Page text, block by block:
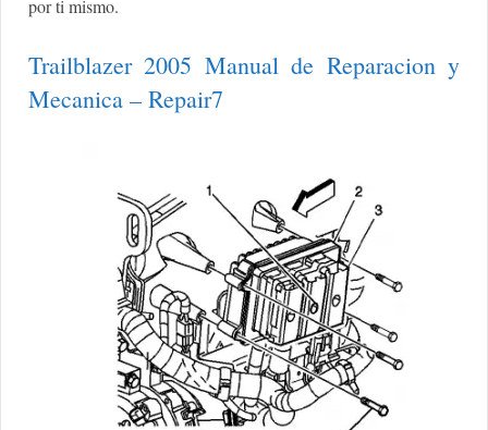
por ti mismo.
Trailblazer 2005 Manual de Reparacion y
Mecanica – Repair7